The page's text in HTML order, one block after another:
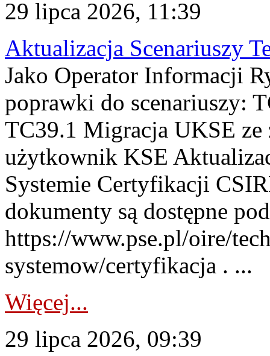
29 lipca 2026, 11:39
Aktualizacja Scenariuszy
Jako Operator Informacji
poprawki do scenariuszy:
TC39.1 Migracja UKSE
użytkownik KSE
Systemie Certyfikacji
dokumenty są dostępne
https://www.pse.pl/oire/
systemow/certyfikacja . ...
Więcej...
29 lipca 2026, 09:39